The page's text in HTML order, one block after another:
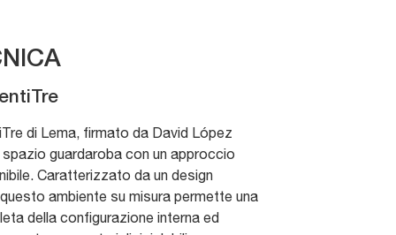
di Lema, firmato da David López
guardaroba con un approccio
Caratterizzato da un design
ambiente su misura permette una
della configurazione interna ed